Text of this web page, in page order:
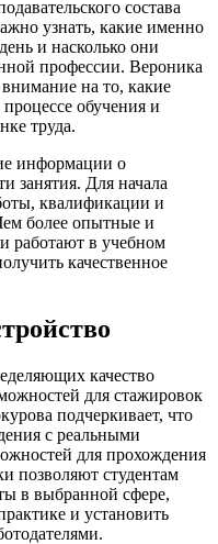
состава
узнать, какие именно
и насколько они
профессии. Вероника
на то, какие
обучения и
труда.
информации о
занятия. Для начала
квалификации и
ем более опытные и
работают в учебном
качественное
качество
для стажировок
подчеркивает, что
с реальными
для прохождения
позволяют студентам
в выбранной сфере,
и установить